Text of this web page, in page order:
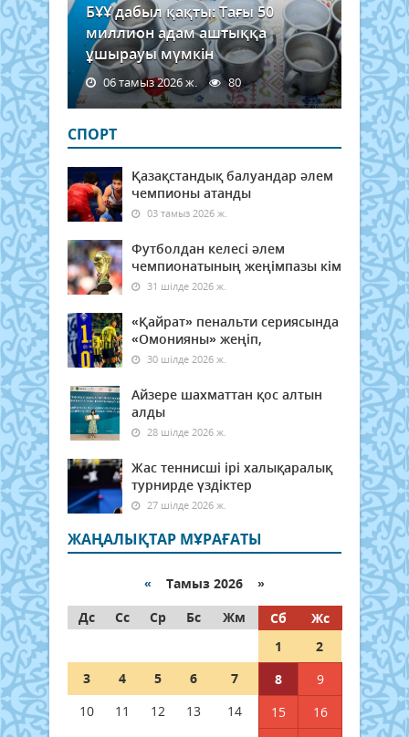
БҰҰ дабыл қақты: Тағы 50
миллион адам аштыққа
ұшырауы мүмкін
06 тамыз 2026 ж. 80
СПОРТ
Қазақстандық балуандар әлем
чемпионы атанды
03 тамыз 2026 ж.
Футболдан келесі әлем
чемпионатының жеңімпазы кім
31 шілде 2026 ж.
«Қайрат» пенальти сериясында
«Омонияны» жеңіп,
30 шілде 2026 ж.
Айзере шахматтан қос алтын
алды
28 шілде 2026 ж.
Жас теннисші ірі халықаралық
турнирде үздіктер
27 шілде 2026 ж.
ЖАҢАЛЫҚТАР МҰРАҒАТЫ
« Тамыз 2026 »
Дс
Сс Ср Бс Жм Сб
Жс
1
2
3
4 5 6 7 8
9
10
11 12 13 14 15
16